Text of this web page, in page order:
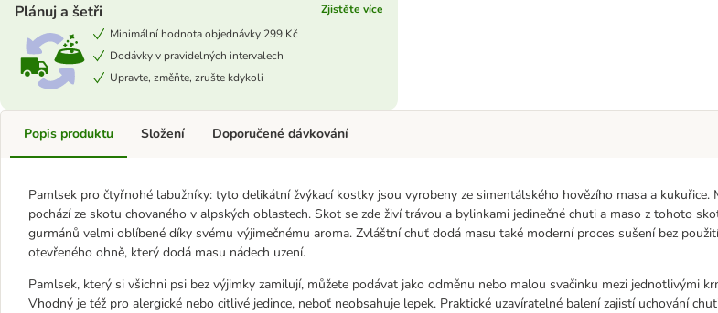
Plánuj a šetři
Zjistěte více
Minimální hodnota objednávky 299 Kč
Dodávky v pravidelných intervalech
Upravte, změňte, zrušte kdykoli
Popis produktu
Pamlsek pro čtyřnohé labužníky: tyto delikátní žvýkací kostky jsou vyrobeny ze simentálského hovězího masa a kukuřice.
pochází ze skotu chovaného v alpských oblastech. Skot se zde živí trávou a bylinkami jedinečné chuti a maso z tohoto
gurmánů velmi oblíbené díky svému výjimečnému aroma. Zvláštní chuť dodá masu také moderní proces sušení bez použití
otevřeného ohně, který dodá masu nádech uzení.
Pamlsek, který si všichni psi bez výjimky zamilují, můžete podávat jako odměnu nebo malou svačinku mezi jednotlivými
Vhodný je též pro alergické nebo citlivé jedince, neboť neobsahuje lepek. Praktické uzavíratelné balení zajistí uchování
Složení Doporučené dávkování